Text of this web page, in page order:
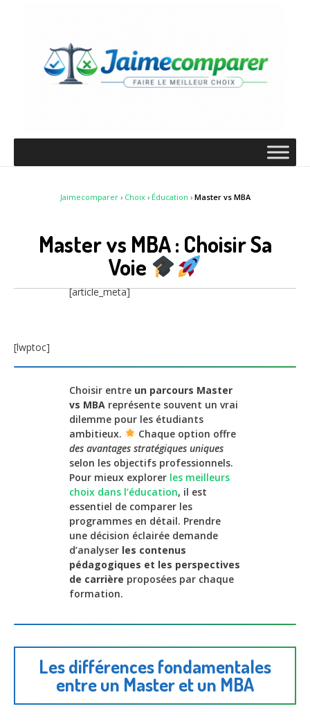
Jaimecomparer› Choix› Éducation › Master vs MBA
Master vs MBA : Choisir Sa
Voie
[article_meta]
[lwptoc]
Choisir entre un parcours Master
vs MBA représente souvent un vrai
dilemme pour les étudiants
ambitieux.
Chaque option offre
des avantages stratégiques uniques
selon les objectifs professionnels.
Pour mieux explorer les meilleurs
choix dans l’éducation, il est
essentiel de comparer les
programmes en détail. Prendre
une décision éclairée demande
d’analyser les contenus
pédagogiques et les perspectives
de carrière proposées par chaque
formation.
Les différences fondamentales
entre un Master et un MBA